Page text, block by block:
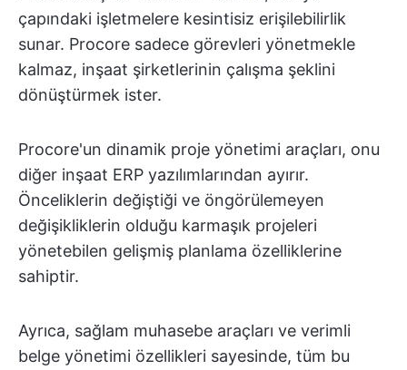
çapındaki işletmelere kesintisiz erişilebilirlik
sunar. Procore sadece görevleri yönetmekle
kalmaz, inşaat şirketlerinin çalışma şeklini
dönüştürmek ister.
Procore'un dinamik proje yönetimi araçları, onu
diğer inşaat ERP yazılımlarından ayırır.
Önceliklerin değiştiği ve öngörülemeyen
değişikliklerin olduğu karmaşık projeleri
yönetebilen gelişmiş planlama özelliklerine
sahiptir.
Ayrıca, sağlam muhasebe araçları ve verimli
belge yönetimi özellikleri sayesinde, tüm bu